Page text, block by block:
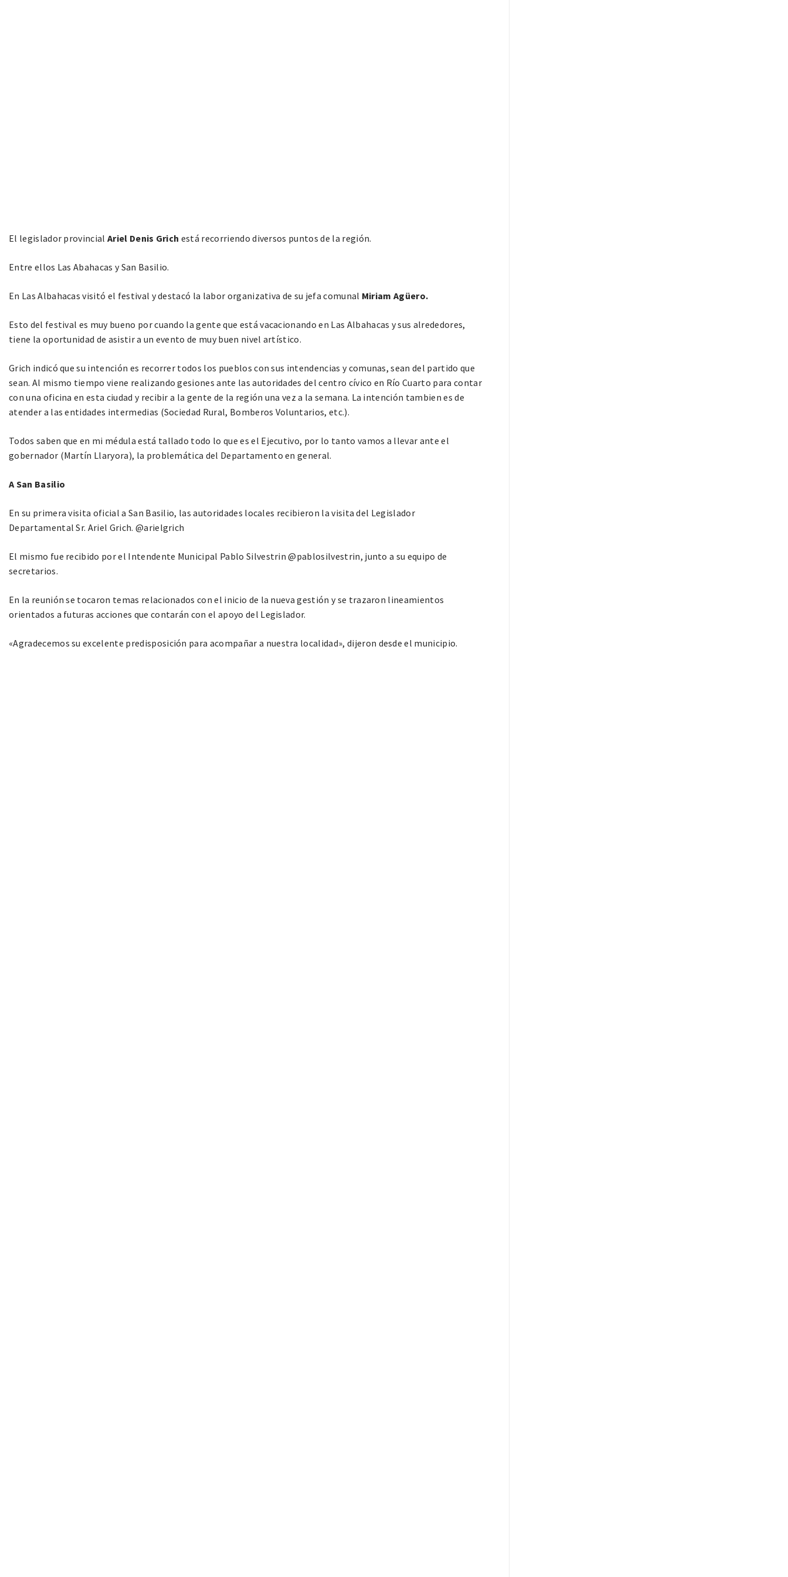
El legislador provincial Ariel Denis Grich está recorriendo diversos puntos de la región.
Entre ellos Las Abahacas y San Basilio.
En Las Albahacas visitó el festival y destacó la labor organizativa de su jefa comunal Miriam Agüero.
Esto del festival es muy bueno por cuando la gente que está vacacionando en Las Albahacas y sus alrededores,
tiene la oportunidad de asistir a un evento de muy buen nivel artístico.
Grich indicó que su intención es recorrer todos los pueblos con sus intendencias y comunas, sean del partido que
sean. Al mismo tiempo viene realizando gesiones ante las autoridades del centro cívico en Río Cuarto para contar
con una oficina en esta ciudad y recibir a la gente de la región una vez a la semana. La intención tambien es de
atender a las entidades intermedias (Sociedad Rural, Bomberos Voluntarios, etc.).
Todos saben que en mi médula está tallado todo lo que es el Ejecutivo, por lo tanto vamos a llevar ante el
gobernador (Martín Llaryora), la problemática del Departamento en general.
A San Basilio
En su primera visita oficial a San Basilio, las autoridades locales recibieron la visita del Legislador
Departamental Sr. Ariel Grich. @‌arielgrich
El mismo fue recibido por el Intendente Municipal Pablo Silvestrin @pablosilvestrin, junto a su equipo de
secretarios.
En la reunión se tocaron temas relacionados con el inicio de la nueva gestión y se trazaron lineamientos
orientados a futuras acciones que contarán con el apoyo del Legislador.
«Agradecemos su excelente predisposición para acompañar a nuestra localidad», dijeron desde el municipio.